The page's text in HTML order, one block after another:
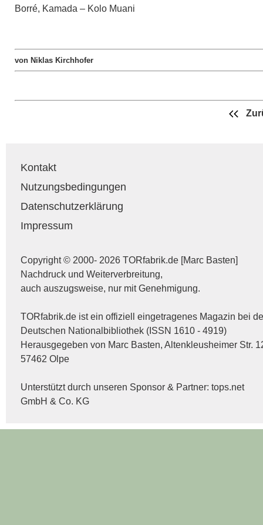
Borré, Kamada – Kolo Muani
von Niklas Kirchhofer
Kontakt
Nutzungsbedingungen
Datenschutzerklärung
Impressum
Copyright © 2000- 2026 TORfabrik.de [Marc Basten]
Nachdruck und Weiterverbreitung,
auch auszugsweise, nur mit Genehmigung.
TORfabrik.de ist ein offiziell eingetragenes Magazin bei
Deutschen Nationalbibliothek (ISSN 1610 - 4919)
Herausgegeben von Marc Basten, Altenkleusheimer Str.
57462 Olpe
Unterstützt durch unseren Sponsor & Partner: tops.net
GmbH & Co. KG